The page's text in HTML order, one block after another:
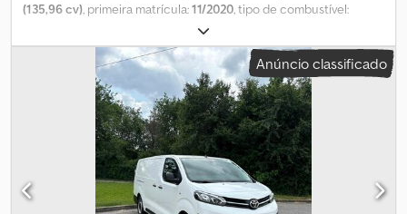
(135,96 cv), primeira matrícula:11/2020, tipo de combustível:
4x2, cor:
engrenagem:mecânico, classe de emissão:Euro 6, suspensão:
, número de lugares:3, Equipamento:ar condicionado,
direção assistida, As presentes informações não constituem
elemento contratual Csdpjvii Nuofx Am Usrf
Anúncio classificado